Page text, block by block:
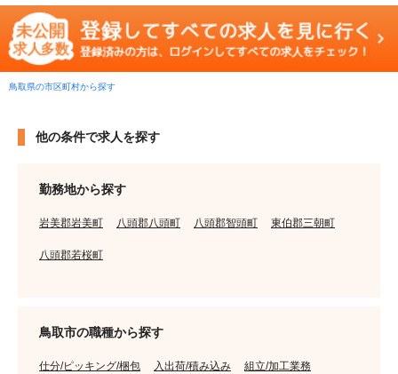
鳥取県の市区町村から探す
他の条件で求人を探す
勤務地から探す
岩美郡岩美町 八頭郡八頭町 八頭郡智頭町 東伯郡三朝町
八頭郡若桜町
鳥取市の職種から探す
仕分/ピッキング/梱包 入出荷/積み込み 組立/加工業務